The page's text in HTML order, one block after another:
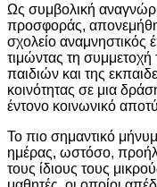
Ως συμβολική
προσφοράς,
σχολείο αναμνηστικός
τιμώντας τη συμμετοχή
παιδιών και της
κοινότητας σε μια
έντονο κοινωνικό
Το πιο σημαντικό
ημέρας, ωστόσο,
τους ίδιους τους